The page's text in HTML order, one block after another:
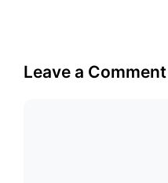
Leave a Comment